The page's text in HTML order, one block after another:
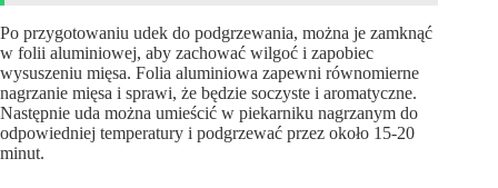
Po przygotowaniu udek do podgrzewania, można je zamknąć
w folii aluminiowej, aby zachować wilgoć i zapobiec
wysuszeniu mięsa. Folia aluminiowa zapewni równomierne
nagrzanie mięsa i sprawi, że będzie soczyste i aromatyczne.
Następnie uda można umieścić w piekarniku nagrzanym do
odpowiedniej temperatury i podgrzewać przez około 15-20
minut.